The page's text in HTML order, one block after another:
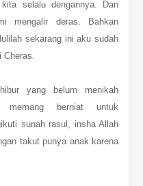
selalu dengannya. Dan
mengalir deras. Bahkan
sekarang ini aku sudah
yang belum menikah
berniat untuk
sunah rasul, insha Allah
takut punya anak karena